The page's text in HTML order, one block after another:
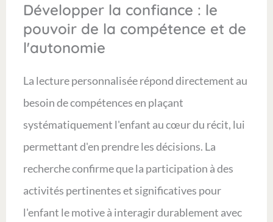
Développer la confiance : le
pouvoir de la compétence et de
l'autonomie
La lecture personnalisée répond directement au
besoin de compétences en plaçant
systématiquement l'enfant au cœur du récit, lui
permettant d'en prendre les décisions. La
recherche confirme que la participation à des
activités pertinentes et significatives pour
l'enfant le motive à interagir durablement avec